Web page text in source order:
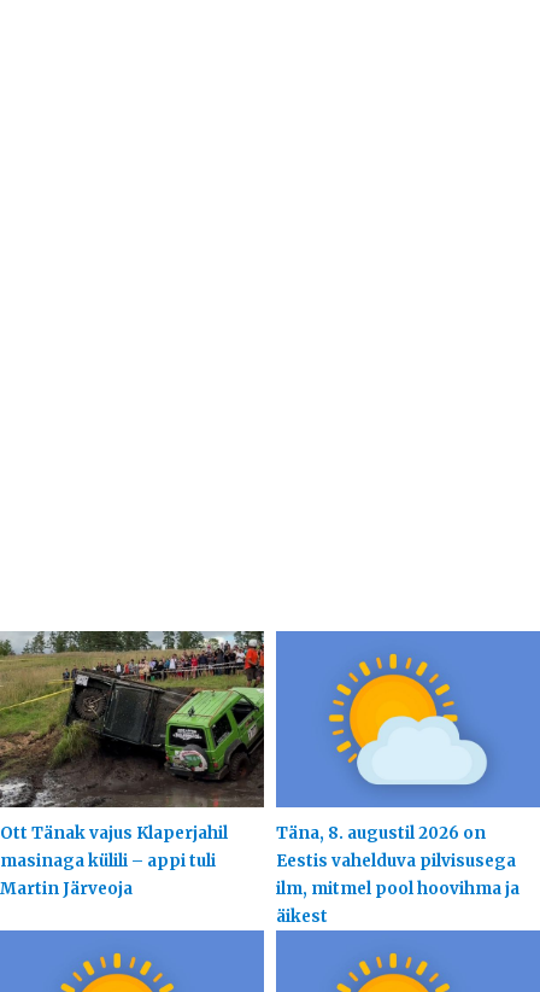
Ott Tänak vajus Klaperjahil
masinaga külili – appi tuli
Martin Järveoja
Täna, 8. augustil 2026 on
Eestis vahelduva pilvisusega
ilm, mitmel pool hoovihma ja
äikest